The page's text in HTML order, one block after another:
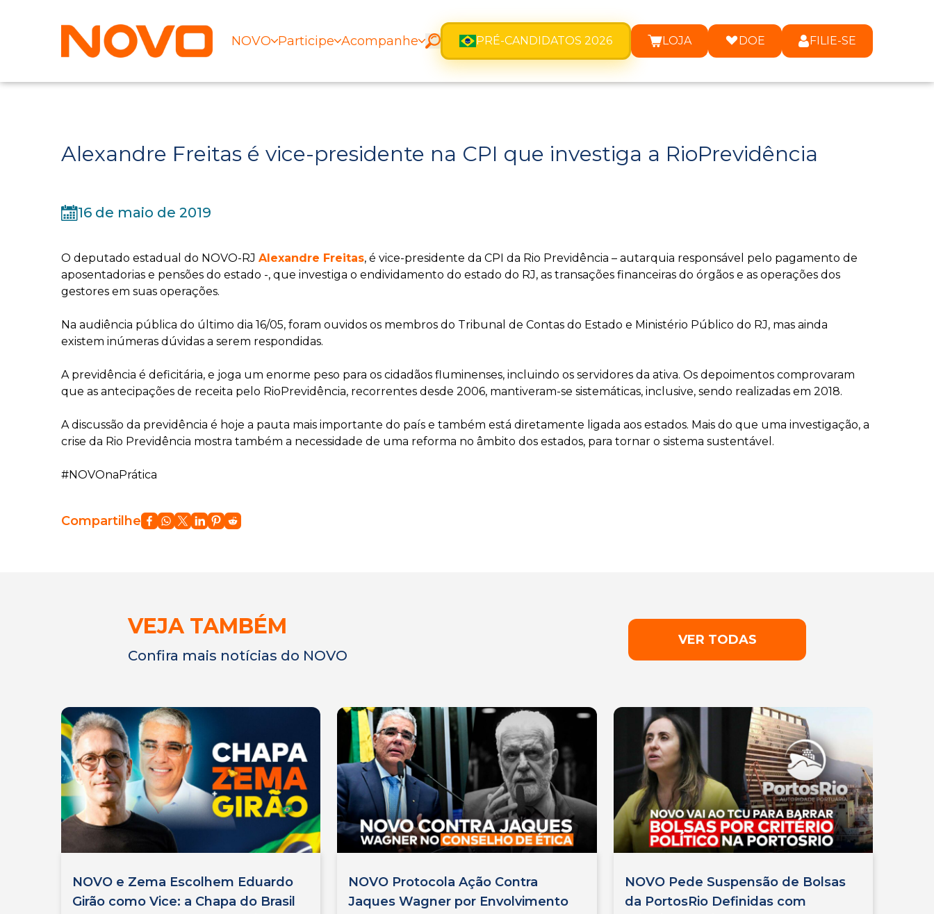
NOVO Participe Acompanhe PRÉ-CANDIDATOS 2026 LOJA DOE FILIE-SE
Alexandre Freitas é vice-presidente na CPI que investiga a RioPrevidência
16 de maio de 2019
O deputado estadual do NOVO-RJ Alexandre Freitas, é vice-presidente da CPI da Rio Previdência – autarquia responsável pelo pagamento de
aposentadorias e pensões do estado -, que investiga o endividamento do estado do RJ, as transações financeiras do órgãos e as operações dos
gestores em suas operações.
Na audiência pública do último dia 16/05, foram ouvidos os membros do Tribunal de Contas do Estado e Ministério Público do RJ, mas ainda
existem inúmeras dúvidas a serem respondidas.
A previdência é deficitária, e joga um enorme peso para os cidadãos fluminenses, incluindo os servidores da ativa. Os depoimentos comprovaram
que as antecipações de receita pelo RioPrevidência, recorrentes desde 2006, mantiveram-se sistemáticas, inclusive, sendo realizadas em 2018.
A discussão da previdência é hoje a pauta mais importante do país e também está diretamente ligada aos estados. Mais do que uma investigação, a
crise da Rio Previdência mostra também a necessidade de uma reforma no âmbito dos estados, para tornar o sistema sustentável.
#NOVOnaPrática
Compartilhe
VEJA TAMBÉM
Confira mais notícias do NOVO
VER TODAS
NOVO e Zema Escolhem Eduardo
Girão como Vice: a Chapa do Brasil
NOVO Protocola Ação Contra
Jaques Wagner por Envolvimento
NOVO Pede Suspensão de Bolsas
da PortosRio Definidas com